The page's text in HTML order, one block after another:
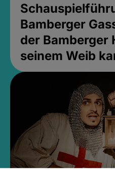
Bamberger
der Bamberger
seinem Weib